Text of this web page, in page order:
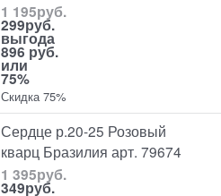
1 195руб.
299руб.
выгода
896 руб.
или
75%
Скидка 75%
Сердце р.20-25 Розовый
кварц Бразилия арт. 79674
1 395руб.
349руб.